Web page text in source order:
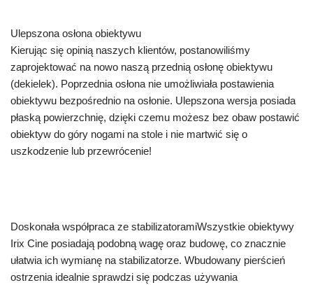
Ulepszona osłona obiektywu
Kierując się opinią naszych klientów, postanowiliśmy
zaprojektować na nowo naszą przednią osłonę obiektywu
(dekielek). Poprzednia osłona nie umożliwiała postawienia
obiektywu bezpośrednio na osłonie. Ulepszona wersja posiada
płaską powierzchnię, dzięki czemu możesz bez obaw postawić
obiektyw do góry nogami na stole i nie martwić się o
uszkodzenie lub przewrócenie!
Doskonała współpraca ze stabilizatoramiWszystkie obiektywy
Irix Cine posiadają podobną wagę oraz budowę, co znacznie
ułatwia ich wymianę na stabilizatorze. Wbudowany pierścień
ostrzenia idealnie sprawdzi się podczas używania